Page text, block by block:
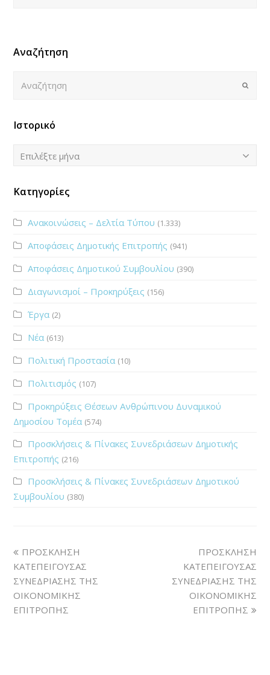
Αναζήτηση
Submit
Ιστορικό
Ιστορικό
Επιλέξτε μήνα
Κατηγορίες
Ανακοινώσεις – Δελτία Τύπου (1.333)
Αποφάσεις Δημοτικής Επιτροπής (941)
Αποφάσεις Δημοτικού Συμβουλίου (390)
Διαγωνισμοί – Προκηρύξεις (156)
Έργα (2)
Νέα (613)
Πολιτική Προστασία (10)
Πολιτισμός (107)
Προκηρύξεις Θέσεων Ανθρώπινου Δυναμικού
Δημοσίου Τομέα (574)
Προσκλήσεις & Πίνακες Συνεδριάσεων Δημοτικής
Επιτροπής (216)
Προσκλήσεις & Πίνακες Συνεδριάσεων Δημοτικού
Συμβουλίου (380)
ΠΡΟΣΚΛΗΣΗ
ΚΑΤΕΠΕΙΓΟΥΣΑΣ
ΣΥΝΕΔΡΙΑΣΗΣ ΤΗΣ
ΟΙΚΟΝΟΜΙΚΗΣ
ΕΠΙΤΡΟΠΗΣ
ΠΡΟΣΚΛΗΣΗ
ΚΑΤΕΠΕΙΓΟΥΣΑΣ
ΣΥΝΕΔΡΙΑΣΗΣ ΤΗΣ
ΟΙΚΟΝΟΜΙΚΗΣ
ΕΠΙΤΡΟΠΗΣ